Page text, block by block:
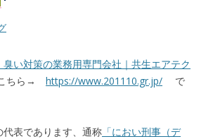
い対策の業務用専門会社｜共生エアテク
ちら→ https://www.201110.gr.jp/ で
代表であります、通称 「におい刑事（デ